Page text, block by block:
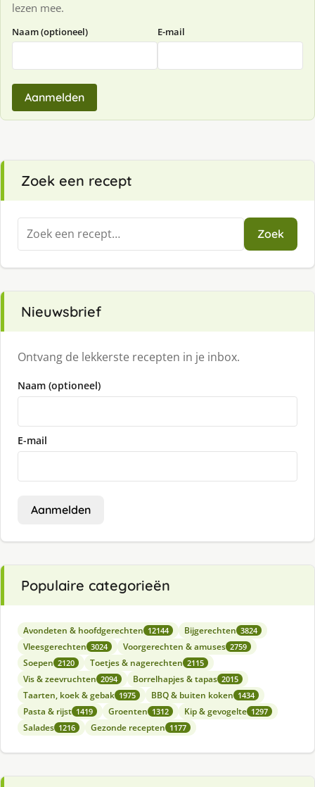
lezen mee.
Naam (optioneel) E-mail
Aanmelden
Zoek een recept
Zoeken
naar:
Zoek
Nieuwsbrief
Ontvang de lekkerste recepten in je inbox.
Naam (optioneel)
E-mail
Aanmelden
Populaire categorieën
Avondeten & hoofdgerechten 12144 Bijgerechten 3824
Vleesgerechten 3024 Voorgerechten & amuses 2759
Soepen 2120 Toetjes & nagerechten 2115
Vis & zeevruchten 2094 Borrelhapjes & tapas 2015
Taarten, koek & gebak 1975 BBQ & buiten koken 1434
Pasta & rijst 1419 Groenten 1312 Kip & gevogelte 1297
Salades 1216 Gezonde recepten 1177